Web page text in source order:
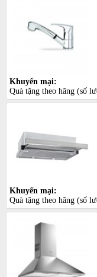
Khuyến mại:
Quà tặng theo hãng (số
Khuyến mại:
Quà tặng theo hãng (số